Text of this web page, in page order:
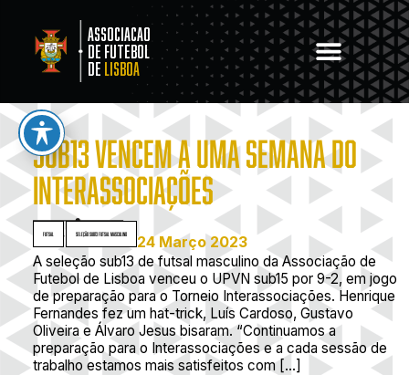
Associacao
de Futebol
de Lisboa
SUB13 VENCEM A UMA SEMANA DO
INTERASSOCIAÇÕES
Futsal Seleção Sub13 Futsal Masculino 24 Março 2023
A seleção sub13 de futsal masculino da Associação de
Futebol de Lisboa venceu o UPVN sub15 por 9-2, em jogo
de preparação para o Torneio Interassociações. Henrique
Fernandes fez um hat-trick, Luís Cardoso, Gustavo
Oliveira e Álvaro Jesus bisaram. “Continuamos a
preparação para o Interassociações e a cada sessão de
trabalho estamos mais satisfeitos com […]